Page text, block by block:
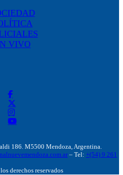
VIVO
186. M5500 Mendoza, Argentina.
– Tel: +(54) 9 261
derechos reservados